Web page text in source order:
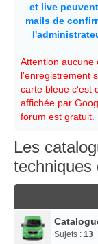
et live
mails de
Attention aucune
l'enregistrement
carte bleue c'est
affichée par
forum est gratuit.
Les
techniques
Sujets : 13